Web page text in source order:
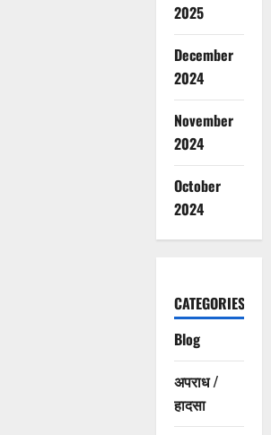
2025
December
2024
November
2024
October
2024
CATEGORIES
Blog
अपराध /
हादसा